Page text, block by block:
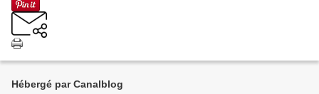
Hébergé par Canalblog